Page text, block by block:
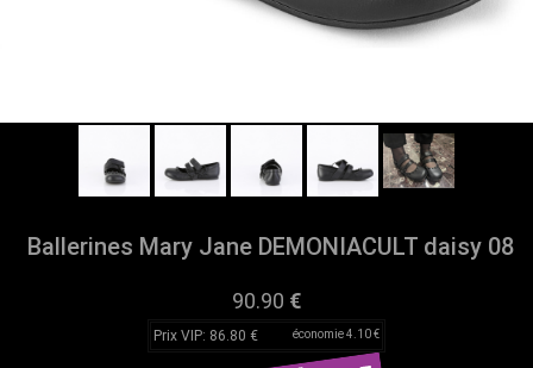
Ballerines Mary Jane DEMONIACULT daisy 08
90.90 €
Prix VIP: 86.80 € économie 4.10 €